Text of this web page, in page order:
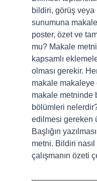
bildiri, görüş
sunumuna makale
poster, özet ve
mu? Makale
kapsamlı
olması gerekir.
makale
makale metninde
bölümleri
edilmesi gereken
Başlığın
metni. Bildiri
çalışmanın özeti